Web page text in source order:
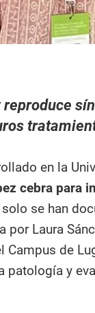
en la
cebra para
se han
Laura
Campus de
patología y